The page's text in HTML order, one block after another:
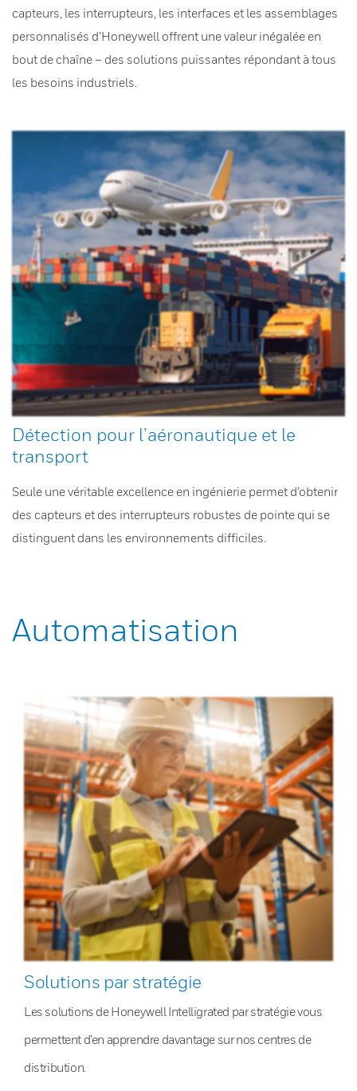
capteurs, les interrupteurs, les interfaces et les assemblages
personnalisés d’Honeywell offrent une valeur inégalée en
bout de chaîne – des solutions puissantes répondant à tous
les besoins industriels.
Détection pour l’aéronautique et le
transport
Seule une véritable excellence en ingénierie permet d’obtenir
des capteurs et des interrupteurs robustes de pointe qui se
distinguent dans les environnements difficiles.
Automatisation
Solutions par stratégie
Les solutions de Honeywell Intelligrated par stratégie vous
permettent d’en apprendre davantage sur nos centres de
distribution.